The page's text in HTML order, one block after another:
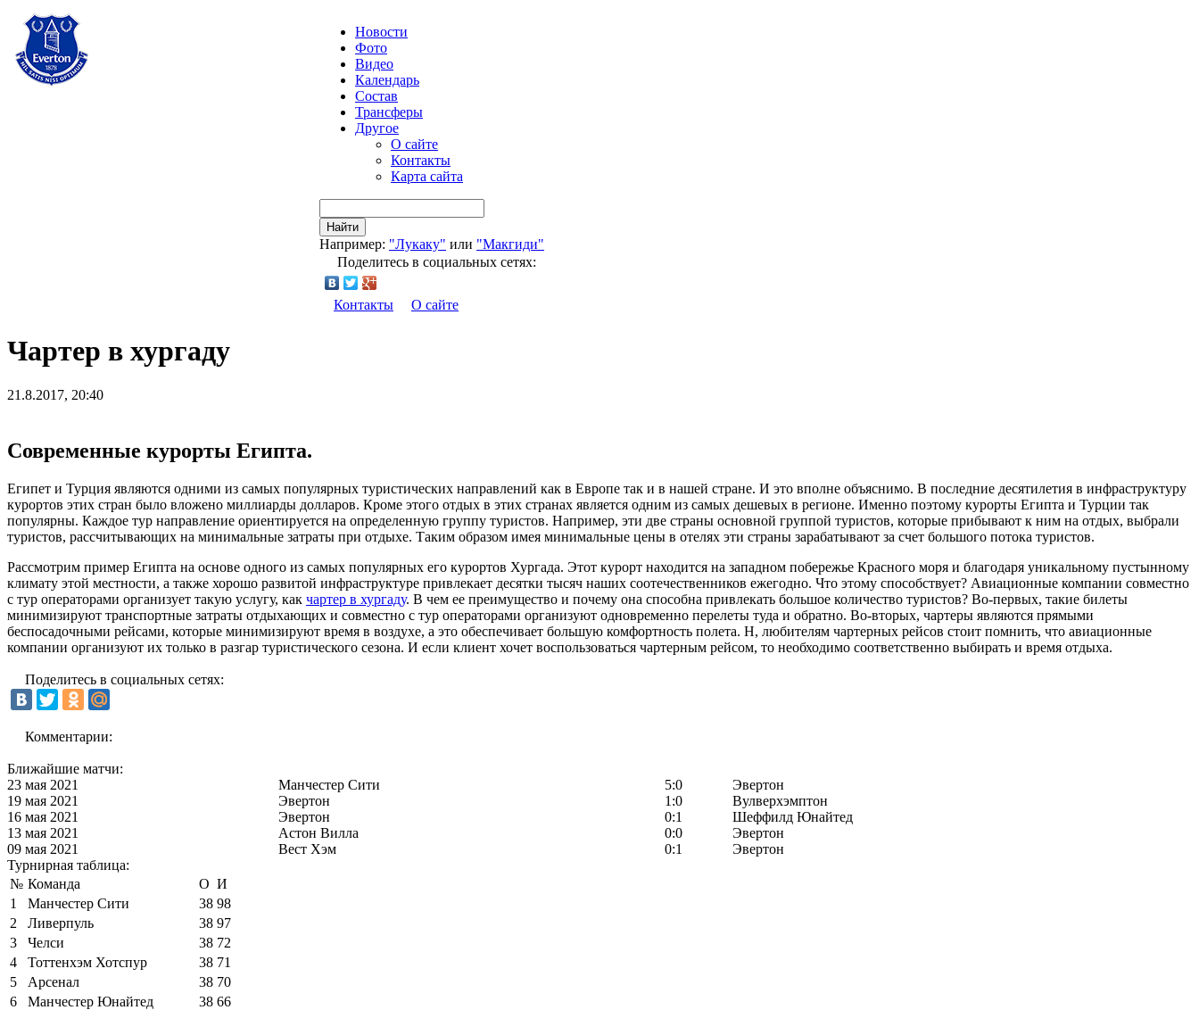
Новости
Фото
Видео
Календарь
Состав
Трансферы
Другое
О сайте
Контакты
Карта сайта
Найти
Например: "Лукаку" или "Макгиди"
Поделитесь в социальных сетях:
Контакты О сайте
Чартер в хургаду
21.8.2017, 20:40
Современные курорты Египта.
Египет и Турция являются одними из самых популярных туристических направлений как в Европе так и в нашей стране. И это вполне объяснимо. В последние десятилетия в инфраструктуру
курортов этих стран было вложено миллиарды долларов. Кроме этого отдых в этих странах является одним из самых дешевых в регионе. Именно поэтому курорты Египта и Турции так
популярны. Каждое тур направление ориентируется на определенную группу туристов. Например, эти две страны основной группой туристов, которые прибывают к ним на отдых, выбрали
туристов, рассчитывающих на минимальные затраты при отдыхе. Таким образом имея минимальные цены в отелях эти страны зарабатывают за счет большого потока туристов.
Рассмотрим пример Египта на основе одного из самых популярных его курортов Хургада. Этот курорт находится на западном побережье Красного моря и благодаря уникальному пустынному
климату этой местности, а также хорошо развитой инфраструктуре привлекает десятки тысяч наших соотечественников ежегодно. Что этому способствует? Авиационные компании совместно
с тур операторами организует такую услугу, как чартер в хургаду. В чем ее преимущество и почему она способна привлекать большое количество туристов? Во-первых, такие билеты
минимизируют транспортные затраты отдыхающих и совместно с тур операторами организуют одновременно перелеты туда и обратно. Во-вторых, чартеры являются прямыми
беспосадочными рейсами, которые минимизируют время в воздухе, а это обеспечивает большую комфортность полета. Н, любителям чартерных рейсов стоит помнить, что авиационные
компании организуют их только в разгар туристического сезона. И если клиент хочет воспользоваться чартерным рейсом, то необходимо соответственно выбирать и время отдыха.
Поделитесь в социальных сетях:
Комментарии:
Ближайшие матчи:
23 мая 2021
Манчестер Сити 5:0
Эвертон
19 мая 2021
Эвертон 1:0
Вулверхэмптон
16 мая 2021
Эвертон 0:1
Шеффилд Юнайтед
13 мая 2021
Астон Вилла 0:0
Эвертон
09 мая 2021
Вест Хэм 0:1
Эвертон
Турнирная таблица:
№ Команда О И
1
Манчестер Сити 38 98
2
Ливерпуль 38 97
3
Челси 38 72
4
Тоттенхэм Хотспур 38 71
5
Арсенал 38 70
6
Манчестер Юнайтед 38 66